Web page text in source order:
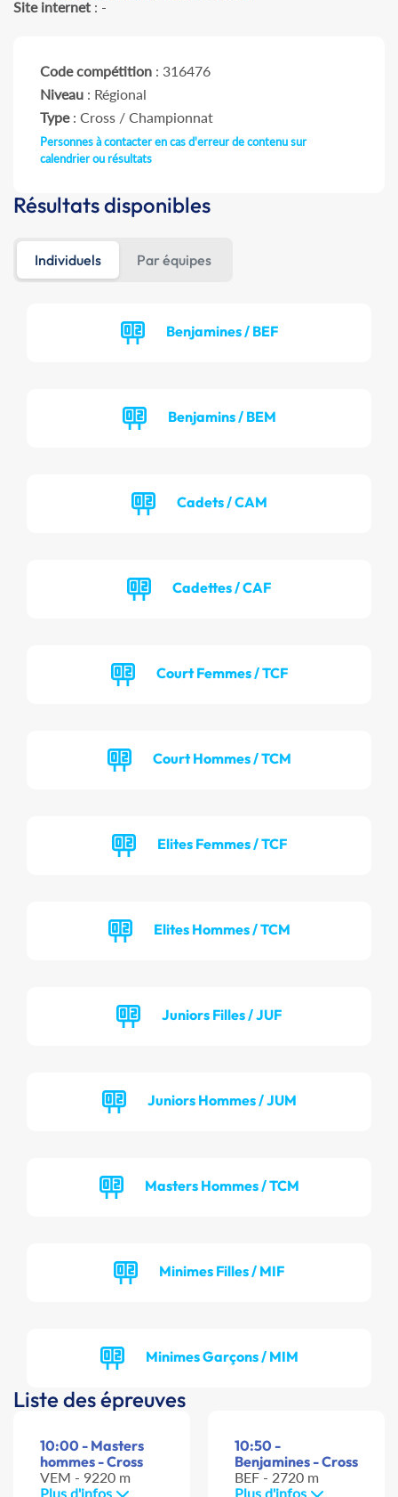
Site internet : -
Code compétition : 316476
Niveau : Régional
Type: Cross / Championnat
Personnes à contacter en cas d'erreur de contenu sur
calendrier ou résultats
Résultats disponibles
Individuels Par équipes
Benjamines / BEF
Benjamins / BEM
Cadets / CAM
Cadettes / CAF
Court Femmes / TCF
Court Hommes / TCM
Elites Femmes / TCF
Elites Hommes / TCM
Juniors Filles / JUF
Juniors Hommes / JUM
Masters Hommes / TCM
Minimes Filles / MIF
Minimes Garçons / MIM
Liste des épreuves
10:00 - Masters
hommes - Cross
VEM - 9220 m
Plus d'infos
10:50 -
Benjamines - Cross
BEF - 2720 m
Plus d'infos